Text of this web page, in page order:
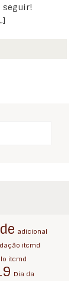
seguir!
adicional
itcmd
itcmd
Dia da